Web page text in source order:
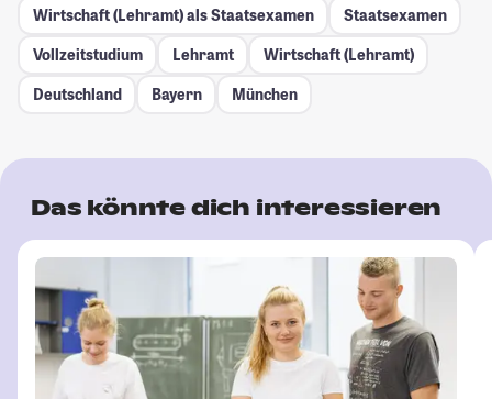
Wirtschaft (Lehramt) als Staatsexamen
Staatsexamen
Vollzeitstudium
Lehramt
Wirtschaft (Lehramt)
Deutschland
Bayern München
Das könnte dich interessieren